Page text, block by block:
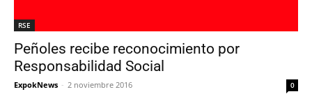
RSE
Peñoles recibe reconocimiento por
Responsabilidad Social
ExpokNews - 2 noviembre 2016 0